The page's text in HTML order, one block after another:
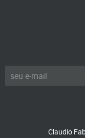
Claudio